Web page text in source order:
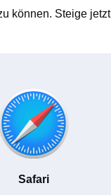
können. Steige jetzt
Safari